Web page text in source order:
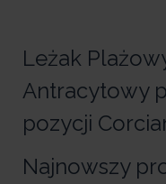
Leżak
Antracytowy
pozycji
Najnowszy